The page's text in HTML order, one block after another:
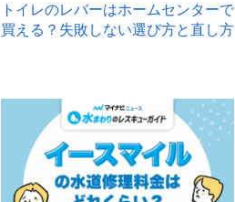
トイレのレバーはホームセンターで
買える？失敗しない選び方と直し方